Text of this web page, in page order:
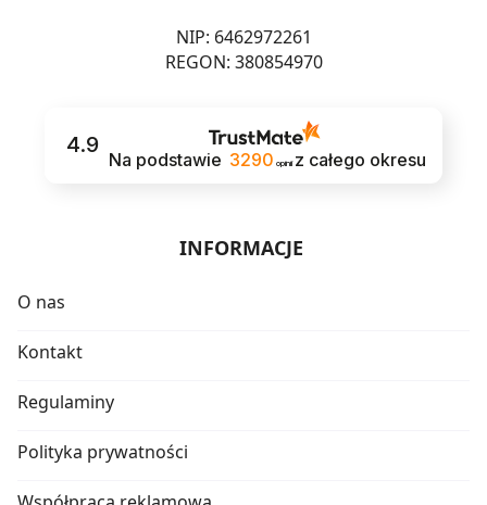
NIP: 6462972261
REGON: 380854970
4.9
Na podstawie 3290 opinii z całego okresu
INFORMACJE
O nas
Kontakt
Regulaminy
Polityka prywatności